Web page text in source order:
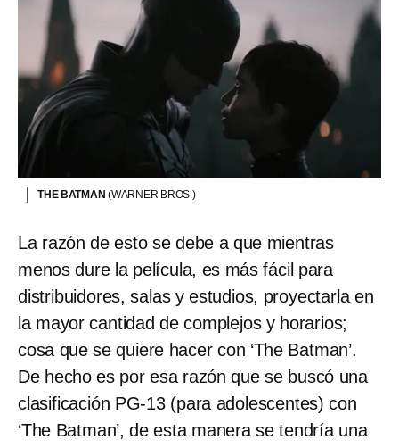
THE BATMAN (WARNER BROS.)
La razón de esto se debe a que mientras
menos dure la película, es más fácil para
distribuidores, salas y estudios, proyectarla en
la mayor cantidad de complejos y horarios;
cosa que se quiere hacer con ‘The Batman’.
De hecho es por esa razón que se buscó una
clasificación PG-13 (para adolescentes) con
‘The Batman’, de esta manera se tendría una